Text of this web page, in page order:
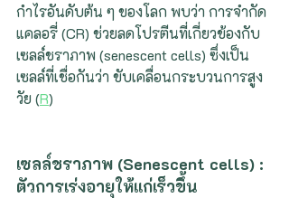
กำไรอันดับต้น ๆ ของโลก พบว่า การจำกัด
แคลอรี่ (CR) ช่วยลดโปรตีนที่เกี่ยวข้องกับ
เซลล์ชราภาพ (senescent cells) ซึ่งเป็น
เซลล์ที่เชื่อกันว่า ขับเคลื่อนกระบวนการสูง
วัย (R)
เซลล์ชราภาพ (Senescent cells) :
ตัวการเร่งอายุให้แก่เร็วขึ้น